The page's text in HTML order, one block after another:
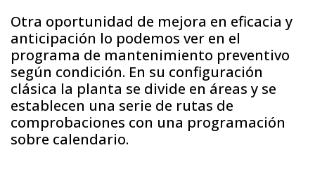
Otra oportunidad de mejora en eficacia y
anticipación lo podemos ver en el
programa de mantenimiento preventivo
según condición. En su configuración
clásica la planta se divide en áreas y se
establecen una serie de rutas de
comprobaciones con una programación
sobre calendario.